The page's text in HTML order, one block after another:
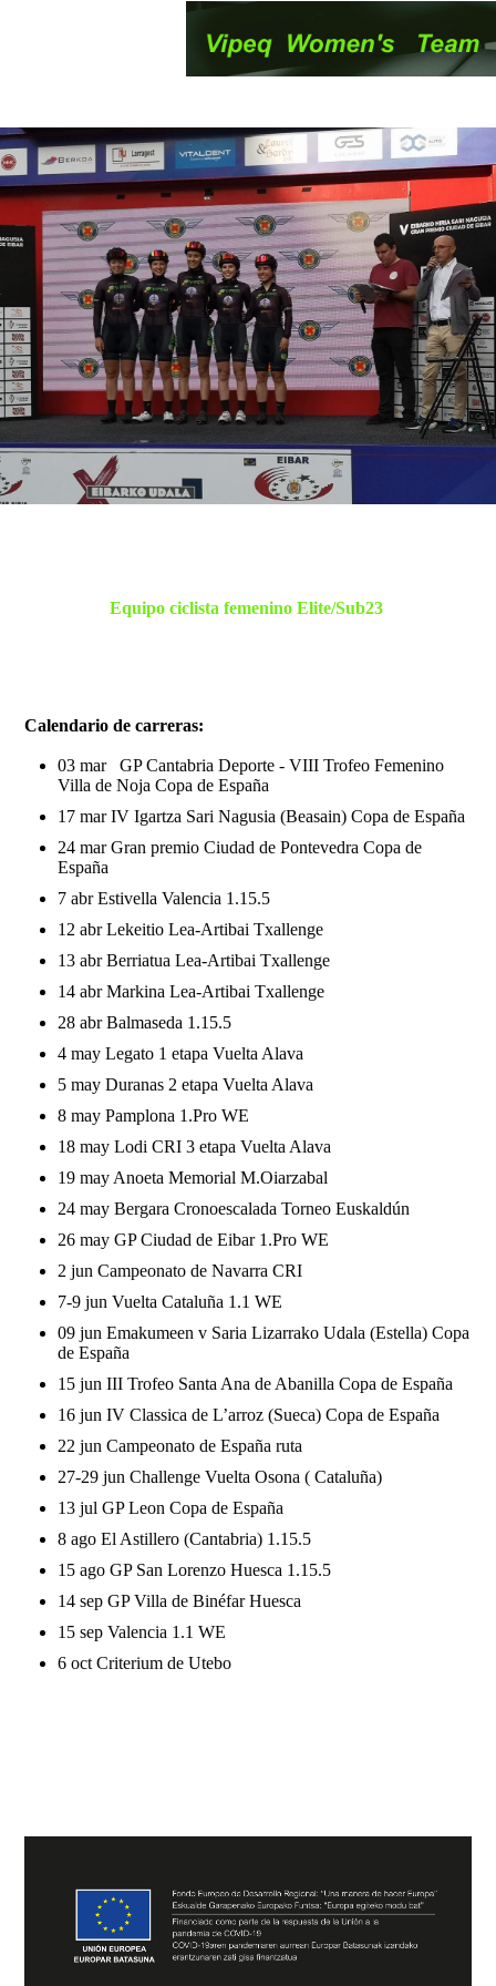
Equipo ciclista femenino Elite/Sub23
Calendario de carreras:
03 mar GP Cantabria Deporte - VIII Trofeo Femenino
Villa de Noja Copa de España
17 mar IV Igartza Sari Nagusia (Beasain) Copa de España
24 mar Gran premio Ciudad de Pontevedra Copa de
España
7 abrEstivella Valencia 1.15.5
12 abr Lekeitio Lea-Artibai Txallenge
13 abr Berriatua Lea-Artibai Txallenge
14 abr Markina Lea-Artibai Txallenge
28 abr Balmaseda 1.15.5
4 mayLegato 1 etapa Vuelta Alava
5 mayDuranas 2 etapa Vuelta Alava
8 may Pamplona 1.Pro WE
18 mayLodi CRI 3 etapa Vuelta Alava
19 may Anoeta Memorial M.Oiarzabal
24 may Bergara Cronoescalada Torneo Euskaldún
26 may GP Ciudad de Eibar 1.Pro WE
2 jun Campeonato de Navarra CRI
7-9 jun Vuelta Cataluña 1.1 WE
09 jun Emakumeen v Saria Lizarrako Udala (Estella) Copa
de España
15 jun III Trofeo Santa Ana de Abanilla Copa de España
16 jun IV Classica de L’arroz (Sueca) Copa de España
22 jun Campeonato de España ruta
27-29 jun Challenge Vuelta Osona ( Cataluña)
13 jul GP Leon Copa de España
8 ago El Astillero (Cantabria) 1.15.5
15 ago GP San Lorenzo Huesca 1.15.5
14 sep GP Villa de Binéfar Huesca
15 sep Valencia 1.1 WE
6 oct Criterium de Utebo